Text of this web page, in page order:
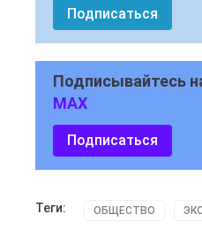
Подписаться
Подписывайтесь
MAX
Подписаться
Теги: ОБЩЕСТВО